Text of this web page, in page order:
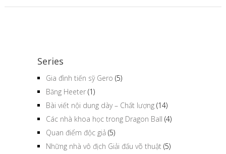
Series
Gia đình tiến sỹ Gero (5)
Băng Heeter (1)
Bài viết nội dung dày – Chất lượng (14)
Các nhà khoa học trong Dragon Ball (4)
Quan điểm độc giả (5)
Những nhà vô địch Giải đấu võ thuật (5)